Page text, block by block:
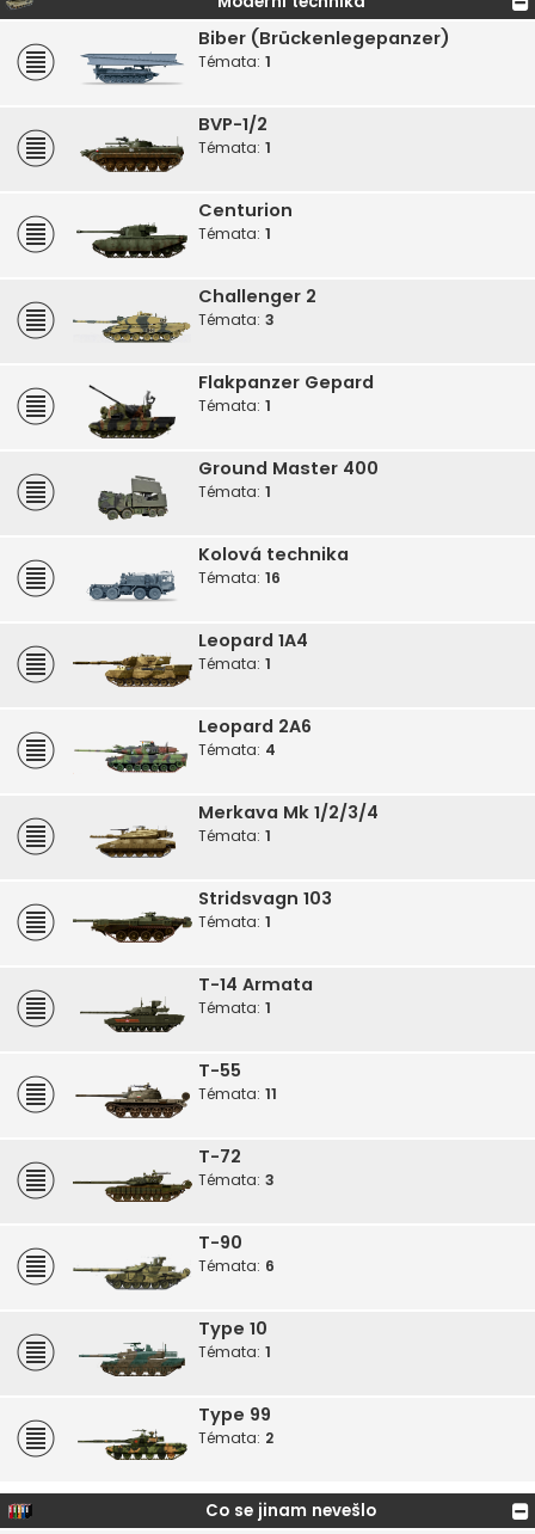
Biber (Brückenlegepanzer)
Témata: 1
BVP-1/2
Témata: 1
Centurion
Témata: 1
Challenger 2
Témata: 3
Flakpanzer Gepard
Témata: 1
Ground Master 400
Témata: 1
Kolová technika
Témata: 16
Leopard 1A4
Témata: 1
Leopard 2A6
Témata: 4
Merkava Mk 1/2/3/4
Témata: 1
Stridsvagn 103
Témata: 1
T-14 Armata
Témata: 1
T-55
Témata: 11
T-72
Témata: 3
T-90
Témata: 6
Type 10
Témata: 1
Type 99
Témata: 2
Co se jinam nevešlo